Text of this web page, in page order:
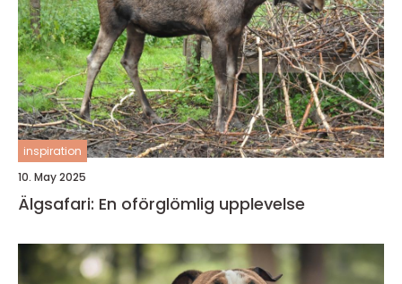
inspiration
10. May 2025
Älgsafari: En oförglömlig upplevelse